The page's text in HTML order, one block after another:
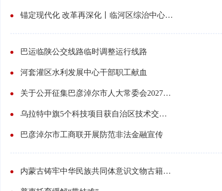
锚定现代化 改革再深化丨临河区综治中心联动调解解民忧
巴运临陕公交线路临时调整运行线路
河套灌区水利发展中心干部职工献血
关于公开征集巴彦淖尔市人大常委会2027—2031年立法规划项目建议的公告
乌拉特中旗5个科技项目获自治区技术交易后补助资金
巴彦淖尔市工商联开展防范非法金融宣传
内蒙古铸牢中华民族共同体意识文物古籍巡展（巴彦淖尔站）开展